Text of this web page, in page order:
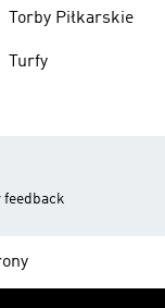
Torby Piłkarskie
Turfy
feedback